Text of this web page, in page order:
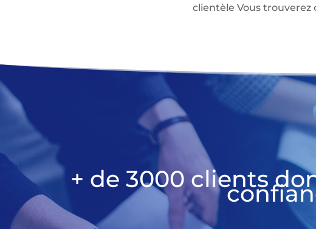
clientèle Vous trouverez
+ de 3000 clients